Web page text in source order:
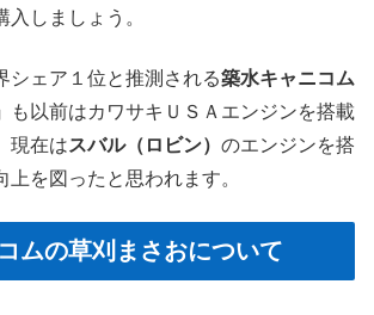
入しましょう。
シェア１位と推測される築水キャニコム
も以前はカワサキＵＳＡエンジンを搭載
現在はスバル（ロビン） のエンジンを搭
上を図ったと思われます。
ムの草刈まさおについて